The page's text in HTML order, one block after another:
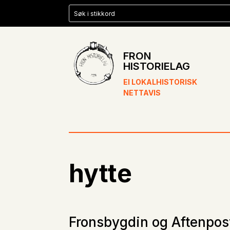
FRON
HISTORIELAG
EI LOKALHISTORISK
NETTAVIS
hytte
Fronsbygdin og